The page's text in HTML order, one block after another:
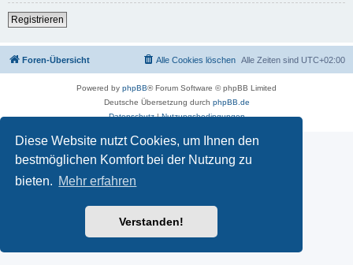
Diese Website nutzt Cookies, um Ihnen den
bestmöglichen Komfort bei der Nutzung zu
bieten. Mehr erfahren
Verstanden!
Registrieren
Foren-Übersicht Alle Zeiten sind UTC+02:00
Alle Cookies löschen
Powered by phpBB® Forum Software © phpBB Limited
Deutsche Übersetzung durch phpBB.de
Datenschutz|Nutzungsbedingungen